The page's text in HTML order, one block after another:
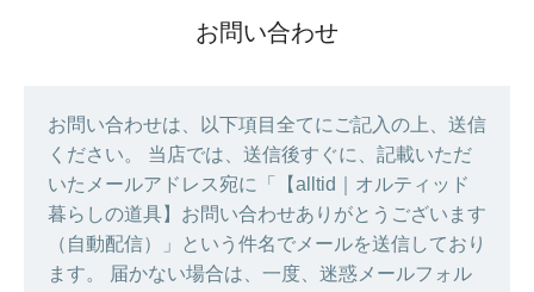
お問い合わせ
お問い合わせは、以下項目全てにご記入の上、送信
ください。 当店では、送信後すぐに、記載いただ
いたメールアドレス宛に「【alltid｜オルティッド
暮らしの道具】お問い合わせありがとうございます
（自動配信）」という件名でメールを送信しており
ます。 届かない場合は、一度、迷惑メールフォル